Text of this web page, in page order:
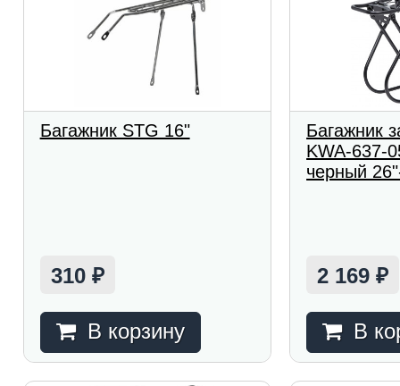
Багажник STG 16"
310 ₽
В корзину
Багажник
KWA-637-
черный
2 169₽
В